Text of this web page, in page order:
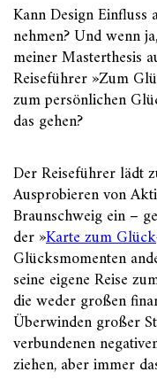
Kann Design
nehmen? Und wenn
meiner Masterthesis
Reiseführer »Zum
zum persönlichen
das gehen?
Der Reiseführer lädt
Ausprobieren von
Braunschweig ein –
der »Karte zum Glück
Glücksmomenten
seine eigene Reise
die weder großen
Überwinden großer
verbundenen
ziehen, aber immer